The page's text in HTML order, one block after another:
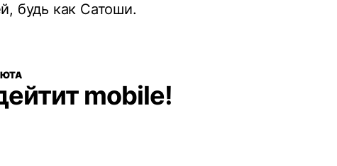
будь как Сатоши.
mobile!